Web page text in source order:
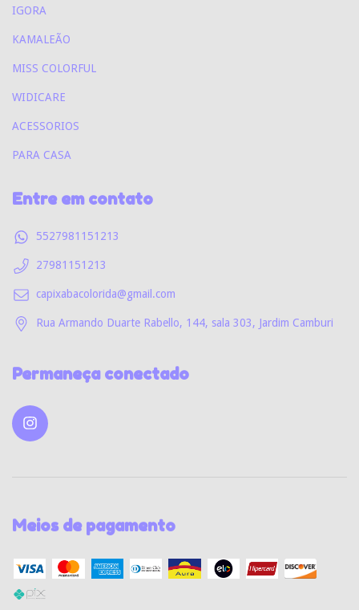
IGORA
KAMALEÃO
MISS COLORFUL
WIDICARE
ACESSORIOS
PARA CASA
Entre em contato
5527981151213
27981151213
capixabacolorida@gmail.com
Rua Armando Duarte Rabello, 144, sala 303, Jardim Camburi
Permaneça conectado
Meios de pagamento